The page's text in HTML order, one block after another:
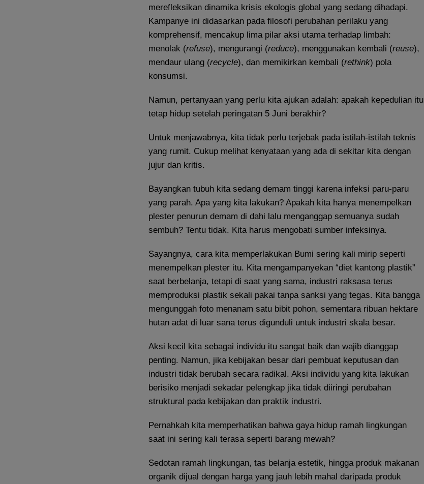
merefleksikan dinamika krisis ekologis global yang sedang dihadapi.
Kampanye ini didasarkan pada filosofi perubahan perilaku yang
komprehensif, mencakup lima pilar aksi utama terhadap limbah:
menolak (refuse), mengurangi (reduce), menggunakan kembali (reuse),
mendaur ulang (recycle), dan memikirkan kembali (rethink) pola
konsumsi.
Namun, pertanyaan yang perlu kita ajukan adalah: apakah kepedulian itu
tetap hidup setelah peringatan 5 Juni berakhir?
Untuk menjawabnya, kita tidak perlu terjebak pada istilah-istilah teknis
yang rumit. Cukup melihat kenyataan yang ada di sekitar kita dengan
jujur dan kritis.
Bayangkan tubuh kita sedang demam tinggi karena infeksi paru-paru
yang parah. Apa yang kita lakukan? Apakah kita hanya menempelkan
plester penurun demam di dahi lalu menganggap semuanya sudah
sembuh? Tentu tidak. Kita harus mengobati sumber infeksinya.
Sayangnya, cara kita memperlakukan Bumi sering kali mirip seperti
menempelkan plester itu. Kita mengampanyekan “diet kantong plastik”
saat berbelanja, tetapi di saat yang sama, industri raksasa terus
memproduksi plastik sekali pakai tanpa sanksi yang tegas. Kita bangga
mengunggah foto menanam satu bibit pohon, sementara ribuan hektare
hutan adat di luar sana terus digunduli untuk industri skala besar.
Aksi kecil kita sebagai individu itu sangat baik dan wajib dianggap
penting. Namun, jika kebijakan besar dari pembuat keputusan dan
industri tidak berubah secara radikal. Aksi individu yang kita lakukan
berisiko menjadi sekadar pelengkap jika tidak diiringi perubahan
struktural pada kebijakan dan praktik industri.
Pernahkah kita memperhatikan bahwa gaya hidup ramah lingkungan
saat ini sering kali terasa seperti barang mewah?
Sedotan ramah lingkungan, tas belanja estetik, hingga produk makanan
organik dijual dengan harga yang jauh lebih mahal daripada produk